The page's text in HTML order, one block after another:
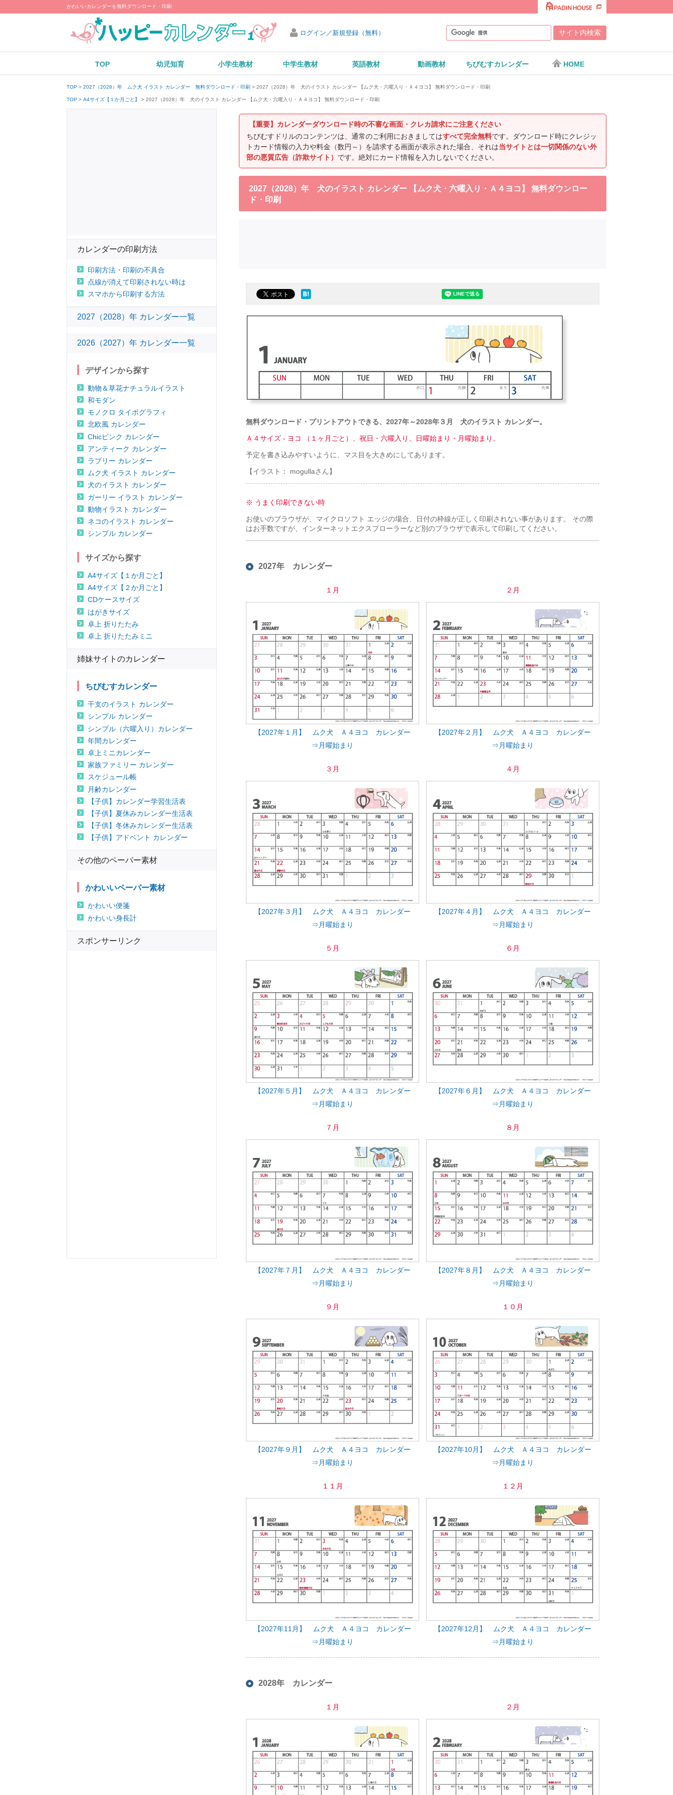
かわいいカレンダーを無料ダウンロード・印刷
ログイン／新規登録（無料）
TOP 幼児知育 小学生教材 中学生教材 英語教材 動画教材 ちびむすカレンダー HOME
TOP 2027（2028）年 ムク犬 イラスト カレンダー 無料ダウンロード・印刷 2027（2028）年 犬のイラスト カレンダー 【ムク犬・六曜入り・Ａ４ヨコ】 無料ダウンロード・印刷
TOP A4サイズ【１か月ごと】 2027（2028）年 犬のイラスト カレンダー 【ムク犬・六曜入り・Ａ４ヨコ】 無料ダウンロード・印刷
【重要】カレンダーダウンロード時の不審な画面・クレカ請求にご注意ください
ちびむすドリルのコンテンツは、通常のご利用におきましてはすべて完全無料です。ダウンロード時にクレジッ
トカード情報の入力や料金（数円～）を請求する画面が表示された場合、それは当サイトとは一切関係のない外
部の悪質広告（詐欺サイト） です。絶対にカード情報を入力しないでください。
2027（2028）年 犬のイラスト カレンダー 【ムク犬・六曜入り・Ａ４ヨコ】 無料ダウンロー
ド・印刷
無料ダウンロード・プリントアウトできる、2027年～2028年３月 犬のイラスト カレンダー。
Ａ４サイズ - ヨコ （１ヶ月ごと）、祝日・六曜入り、日曜始まり・月曜始まり。
予定を書き込みやすいように、マス目を大きめにしてあります。
【イラスト： mogullaさん】
※ うまく印刷できない時
お使いのブラウザが、マイクロソフト エッジの場合、日付の枠線が正しく印刷されない事があります。 その際
はお手数ですが、インターネットエクスプローラーなど別のブラウザで表示して印刷してください。
2027年 カレンダー
１月
【2027年１月】 ムク犬 Ａ４ヨコ カレンダー
⇒月曜始まり
２月
【2027年２月】 ムク犬 Ａ４ヨコ カレンダー
⇒月曜始まり
３月
【2027年３月】 ムク犬 Ａ４ヨコ カレンダー
⇒月曜始まり
４月
【2027年４月】 ムク犬 Ａ４ヨコ カレンダー
⇒月曜始まり
５月
【2027年５月】 ムク犬 Ａ４ヨコ カレンダー
⇒月曜始まり
６月
【2027年６月】 ムク犬 Ａ４ヨコ カレンダー
⇒月曜始まり
７月
【2027年７月】 ムク犬 Ａ４ヨコ カレンダー
⇒月曜始まり
８月
【2027年８月】 ムク犬 Ａ４ヨコ カレンダー
⇒月曜始まり
９月
【2027年９月】 ムク犬 Ａ４ヨコ カレンダー
⇒月曜始まり
１０月
【2027年10月】 ムク犬 Ａ４ヨコ カレンダー
⇒月曜始まり
１１月
【2027年11月】 ムク犬 Ａ４ヨコ カレンダー
⇒月曜始まり
１２月
【2027年12月】 ムク犬 Ａ４ヨコ カレンダー
⇒月曜始まり
2028年 カレンダー
１月 ２月
カレンダーの印刷方法
印刷方法・印刷の不具合
点線が消えて印刷されない時は
スマホから印刷する方法
2027（2028）年 カレンダー一覧
2026（2027）年 カレンダー一覧
デザインから探す
動物＆草花ナチュラルイラスト
和モダン
モノクロ タイポグラフィ
北欧風 カレンダー
Chicピンク カレンダー
アンティーク カレンダー
ラブリー カレンダー
ムク犬 イラスト カレンダー
犬のイラスト カレンダー
ガーリー イラスト カレンダー
動物イラスト カレンダー
ネコのイラスト カレンダー
シンプル カレンダー
サイズから探す
A4サイズ【１か月ごと】
A4サイズ【２か月ごと】
CDケースサイズ
はがきサイズ
卓上 折りたたみ
卓上 折りたたみミニ
姉妹サイトのカレンダー
ちびむすカレンダー
干支のイラスト カレンダー
シンプル カレンダー
シンプル（六曜入り）カレンダー
年間カレンダー
卓上ミニカレンダー
家族ファミリー カレンダー
スケジュール帳
月齢カレンダー
【子供】カレンダー学習生活表
【子供】夏休みカレンダー生活表
【子供】冬休みカレンダー生活表
【子供】アドベント カレンダー
その他のペーパー素材
かわいいペーパー素材
かわいい便箋
かわいい身長計
スポンサーリンク